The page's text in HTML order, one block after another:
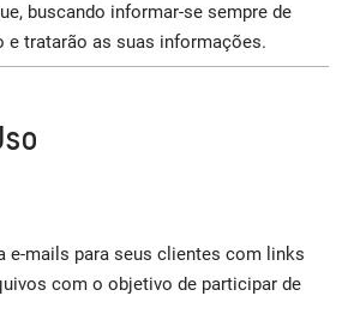
buscando informar-se sempre de
e tratarão as suas informações.
e-mails para seus clientes com links
com o objetivo de participar de